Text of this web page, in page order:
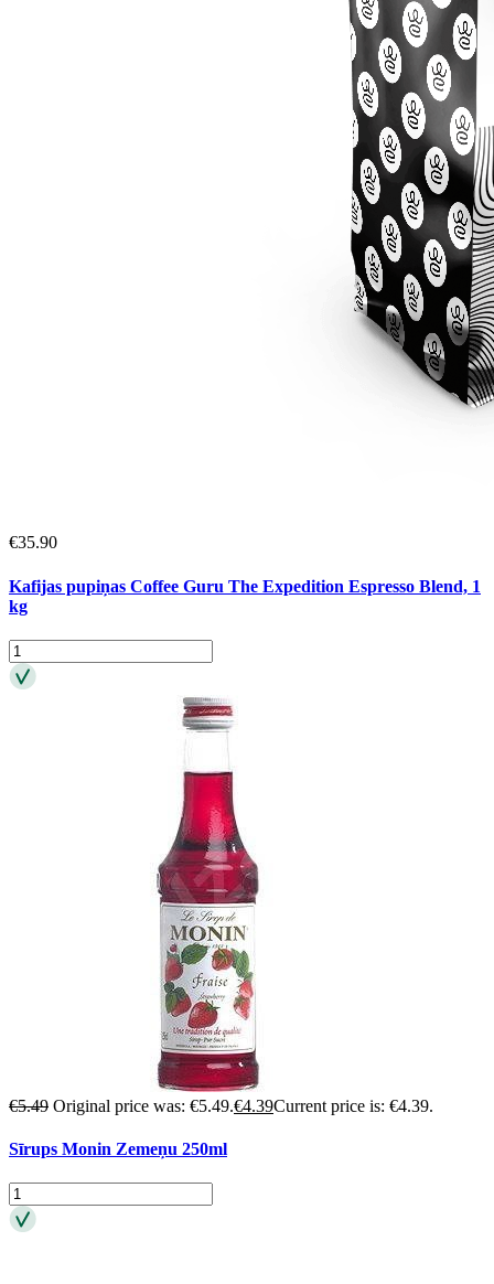
€35.90
Kafijas pupiņas Coffee Guru The Expedition Espresso Blend, 1
kg
€5.49 Original price was: €5.49.€4.39Current price is: €4.39.
Sīrups Monin Zemeņu 250ml